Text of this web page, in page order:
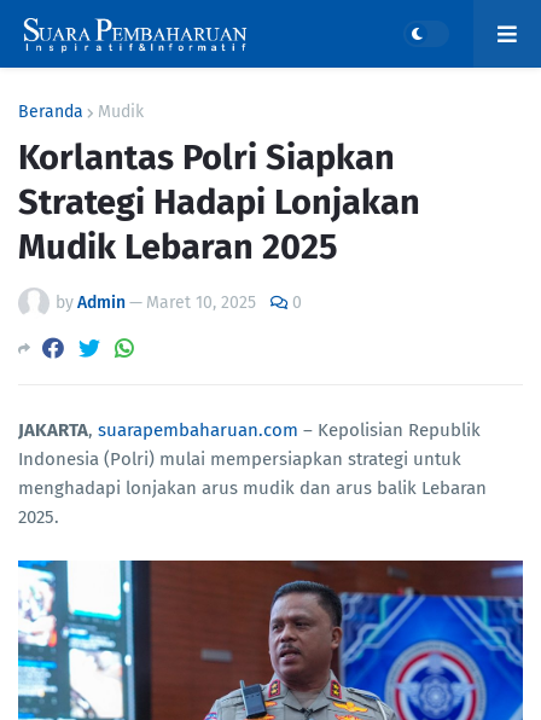
Beranda Mudik
Korlantas Polri Siapkan
Strategi Hadapi Lonjakan
Mudik Lebaran 2025
byAdmin— Maret 10, 2025 0
JAKARTA, suarapembaharuan.com – Kepolisian Republik
Indonesia (Polri) mulai mempersiapkan strategi untuk
menghadapi lonjakan arus mudik dan arus balik Lebaran
2025.